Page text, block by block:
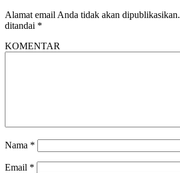
Alamat email Anda tidak akan dipublikasikan.
ditandai *
KOMENTAR
Nama *
Email *